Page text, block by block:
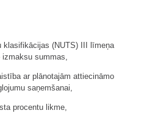
klasifikācijas (NUTS) III līmeņa
summas,
ar plānotajām attiecināmo
saņemšanai,
procentu likme,